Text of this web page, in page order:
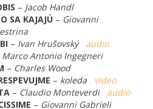
– Jacob Handl
SA KAJAJÚ – Giovanni
– Ivan Hrušovský audio
Marco Antonio Ingegneri
– Charles Wood
– koleda
video
– Claudio Monteverdi audio
– Giovanni Gabrieli